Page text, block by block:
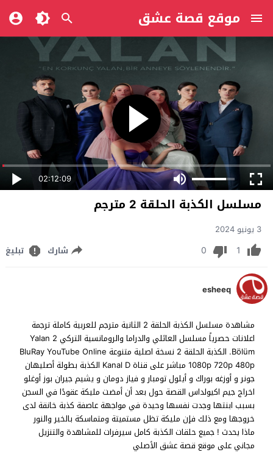
موقع قصة عشق
02:12:09
مسلسل الكذبة الحلقة 2 مترجم
3 يونيو 2024
1
0 شارك تبليغ
esheeq
مشاهدة مسلسل الكذبة الحلقة 2 الثانية مترجم للعربية كاملة ترجمة
اعلانات حصرياً مسلسل العائلي والدراما والرومانسية التركي Yalan 2
.Bölüm الكذبة الحلقة 2 نسخة اصلية متنوعة BluRay YouTube Online
1080p 720p 480p مباشر على قناة Kanal D الكذبة بطولة أصليهان
جونر و أوزغه بوراك و أيلول تومبار و فياز دومان و يشيم جيران بوز أوغلو
اخراج جيم اكيولداس القصة حول بعد أن أمضت مليكة عقودًا في السجن
بسبب ابنتها وجدت نفسها وحيدة في مواجهة عاصفة كذبة خانقة لدى
خروجها ومع ذلك فإن مليكة تظل مستميتة ومتماسكة بالخير والنور
ماذا يحدث ! جميع حلقات الكذبة كامل سيرفرات للمشاهدة والتنزيل
مجاني على موقع قصة عشق الأصلي